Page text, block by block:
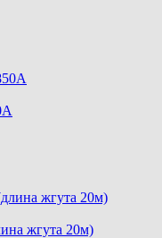
жгута 20м)